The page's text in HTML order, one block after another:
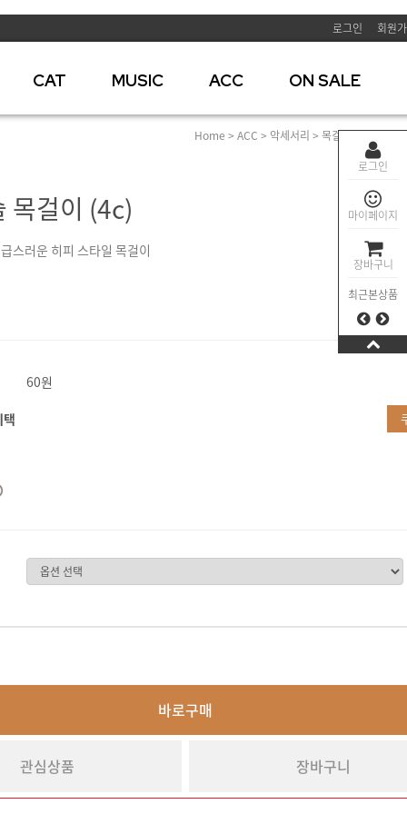
로그인
마이페이지
장바구니
최근본상품
로그인 회원
CAT MUSIC ACC ON SALE
Home > ACC > 악세서리 > 목걸이> 히피구슬
목걸이 (4c)
스러운 히피 스타일 목걸이
60원
택
바로구매
관심상품 장바구니